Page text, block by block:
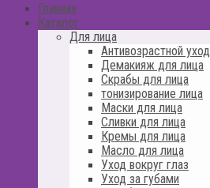
Главная
Каталог
Для лица
Антивозрастной уход
Демакияж для лица
Скрабы для лица
тонизирование лица
Маски для лица
Сливки для лица
Кремы для лица
Масло для лица
Уход вокруг глаз
Уход за губами